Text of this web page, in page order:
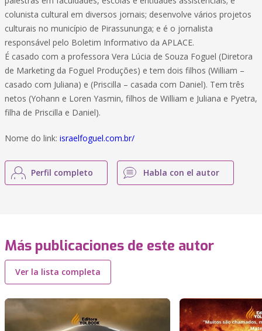
colunista cultural em diversos jornais; desenvolve vários projetos
culturais no município de Pirassununga; e é o jornalista
responsável pelo Boletim Informativo da APLACE.
É casado com a professora Vera Lúcia de Souza Foguel (Diretora
de Marketing da Foguel Produções) e tem dois filhos (William –
casado com Juliana) e (Priscilla – casada com Daniel). Tem três
netos (Yohann e Loren Yasmin, filhos de William e Juliana e Pyetra,
filha de Priscilla e Daniel).
Nome do link: israelfoguel.com.br/
Perfil completo Habla con el autor
Más publicaciones de este autor
Ver la lista completa